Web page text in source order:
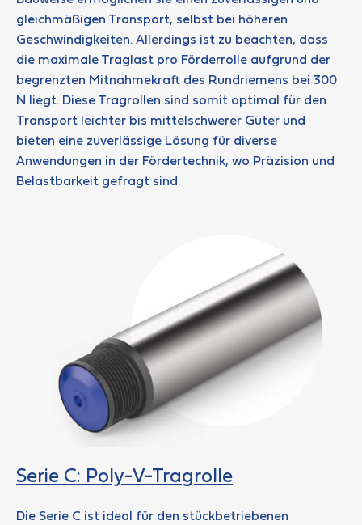
gleichmäßigen Transport, selbst bei höheren
Geschwindigkeiten. Allerdings ist zu beachten, dass
die maximale Traglast pro Förderrolle aufgrund der
begrenzten Mitnahmekraft des Rundriemens bei 300
N liegt. Diese Tragrollen sind somit optimal für den
Transport leichter bis mittelschwerer Güter und
bieten eine zuverlässige Lösung für diverse
Anwendungen in der Fördertechnik, wo Präzision und
Belastbarkeit gefragt sind.
Serie C: Poly-V-Tragrolle
Die Serie C ist ideal für den stückbetriebenen